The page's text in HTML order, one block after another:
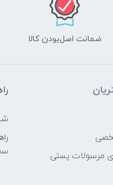
ضمانت اصل‌بودن کالا
مرسولات پستی